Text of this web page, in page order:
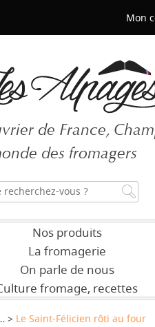
de France,
des fromagers
Nos produits
La fromagerie
On parle de nous
fromage, recettes
Le Saint-Félicien rôti au four
Mon
Mot de passe oublié ?
CRÉER UN